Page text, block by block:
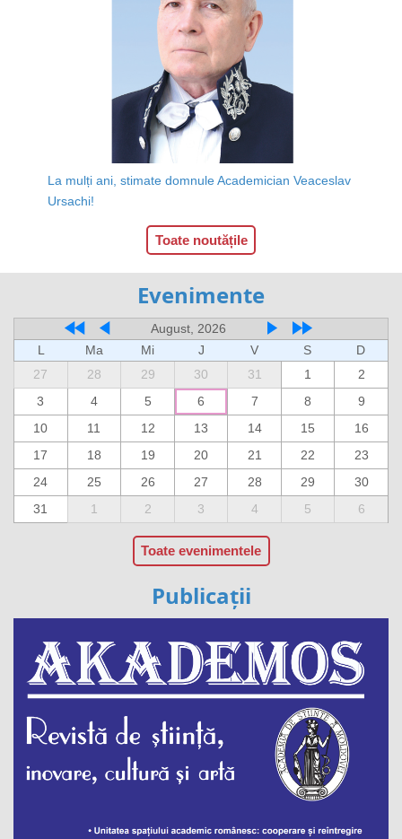
La mulți ani, stimate domnule Academician Veaceslav
Ursachi!
Toate noutățile
Evenimente
August, 2026
L
Ma Mi J V S
D
27
28 29 30 31 1
2
3
4 5 6 7 8
9
10
11 12 13 14 15
16
17
18 19 20 21 22
23
24
25 26 27 28 29
30
31
1 2 3 4 5 6
Toate evenimentele
Publicații